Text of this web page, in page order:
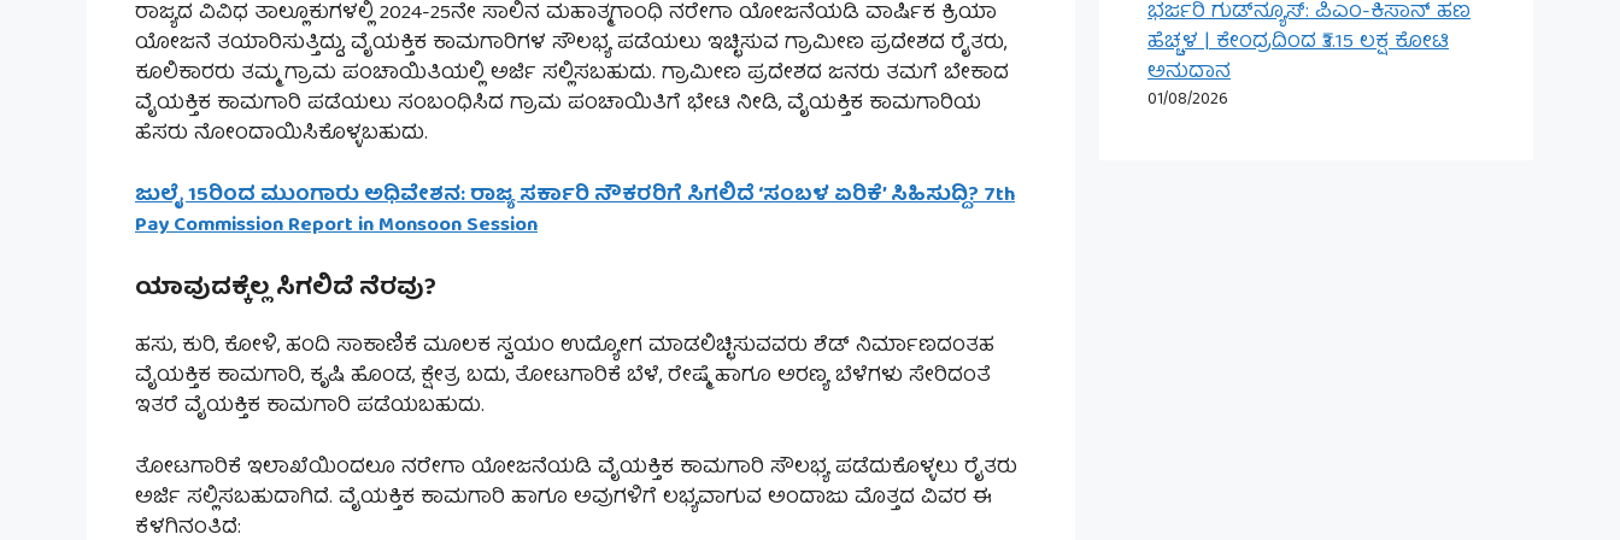
ರಾಜ್ಯದ ವಿವಿಧ ತಾಲ್ಲೂಕುಗಳಲ್ಲಿ 2024-25ನೇ ಸಾಲಿನ ಮಹಾತ್ಮಗಾಂಧಿ ನರೇಗಾ ಯೋಜನೆಯಡಿ ವಾರ್ಷಿಕ ಕ್ರಿಯಾ
ಯೋಜನೆ ತಯಾರಿಸುತ್ತಿದ್ದು, ವೈಯಕ್ತಿಕ ಕಾಮಗಾರಿಗಳ ಸೌಲಭ್ಯ ಪಡೆಯಲು ಇಚ್ಛಿಸುವ ಗ್ರಾಮೀಣ ಪ್ರದೇಶದ ರೈತರು,
ಕೂಲಿಕಾರರು ತಮ್ಮ ಗ್ರಾಮ ಪಂಚಾಯಿತಿಯಲ್ಲಿ ಅರ್ಜಿ ಸಲ್ಲಿಸಬಹುದು. ಗ್ರಾಮೀಣ ಪ್ರದೇಶದ ಜನರು ತಮಗೆ ಬೇಕಾದ
ವೈಯಕ್ತಿಕ ಕಾಮಗಾರಿ ಪಡೆಯಲು ಸಂಬ೦ಧಿಸಿದ ಗ್ರಾಮ ಪಂಚಾಯಿತಿಗೆ ಭೇಟಿ ನೀಡಿ, ವೈಯಕ್ತಿಕ ಕಾಮಗಾರಿಯ
ಹೆಸರು ನೋಂದಾಯಿಸಿಕೊಳ್ಳಬಹುದು.
ಜುಲೈ 15ರಿಂದ ಮುಂಗಾರು ಅಧಿವೇಶನ: ರಾಜ್ಯ ಸರ್ಕಾರಿ ನೌಕರರಿಗೆ ಸಿಗಲಿದೆ ‘ಸಂಬಳ ಏರಿಕೆ’ ಸಿಹಿಸುದ್ದಿ? 7th
Pay Commission Report in Monsoon Session
ಯಾವುದಕ್ಕೆಲ್ಲ ಸಿಗಲಿದೆ ನೆರವು?
ಹಸು, ಕುರಿ, ಕೋಳಿ, ಹಂದಿ ಸಾಕಾಣಿಕೆ ಮೂಲಕ ಸ್ವಯಂ ಉದ್ಯೋಗ ಮಾಡಲಿಚ್ಛಿಸುವವರು ಶೆಡ್ ನಿರ್ಮಾಣದಂತಹ
ವೈಯಕ್ತಿಕ ಕಾಮಗಾರಿ, ಕೃಷಿ ಹೊಂಡ, ಕ್ಷೇತ್ರ ಬದು, ತೋಟಗಾರಿಕೆ ಬೆಳೆ, ರೇಷ್ಮೆ ಹಾಗೂ ಅರಣ್ಯ ಬೆಳೆಗಳು ಸೇರಿದಂತೆ
ಇತರೆ ವೈಯಕ್ತಿಕ ಕಾಮಗಾರಿ ಪಡೆಯಬಹುದು.
ತೋಟಗಾರಿಕೆ ಇಲಾಖೆಯಿಂದಲೂ ನರೇಗಾ ಯೋಜನೆಯಡಿ ವೈಯಕ್ತಿಕ ಕಾಮಗಾರಿ ಸೌಲಭ್ಯ ಪಡೆದುಕೊಳ್ಳಲು ರೈತರು
ಅರ್ಜಿ ಸಲ್ಲಿಸಬಹುದಾಗಿದೆ. ವೈಯಕ್ತಿಕ ಕಾಮಗಾರಿ ಹಾಗೂ ಅವುಗಳಿಗೆ ಲಭ್ಯವಾಗುವ ಅಂದಾಜು ಮೊತ್ತದ ವಿವರ ಈ
ಕೆಳಗಿನಂತಿದೆ:
ಭರ್ಜರಿ ಗುಡ್‌ನ್ಯೂಸ್: ಪಿಎಂ-ಕಿಸಾನ್ ಹಣ
ಹೆಚ್ಚಳ | ಕೇಂದ್ರದಿಂದ ₹3.15 ಲಕ್ಷ ಕೋಟಿ
ಅನುದಾನ
01/08/2026